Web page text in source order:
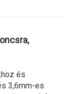
és
3,6mm-es